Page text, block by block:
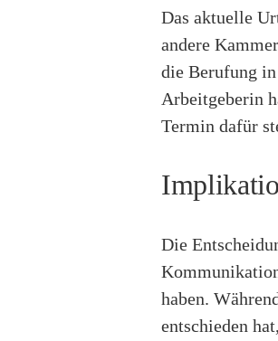
Das aktuelle
andere
die Berufung
Arbeitgeberin
Termin dafür
Die
haben.
entschieden